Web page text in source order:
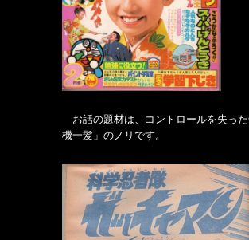
お話の題材は、コントロールを失っ
機一髪」のノリです。